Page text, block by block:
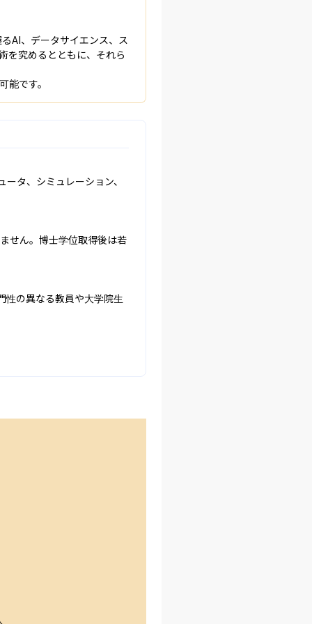
AI、データサイエンス、ス
を究めるとともに、それら
です。
タ、シミュレーション、
せん。博士学位取得後は若
性の異なる教員や大学院生